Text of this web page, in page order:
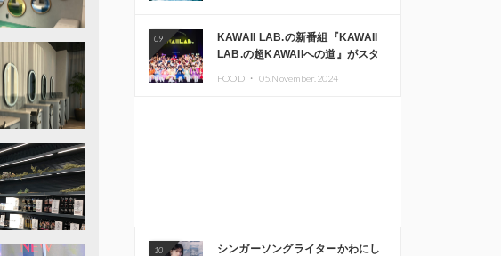
09
KAWAII LAB.の新番組『KAWAII
LAB.の超KAWAIIへの道』がスタ
FOOD ・ 05.November.2024
10
シンガーソングライターかわにし